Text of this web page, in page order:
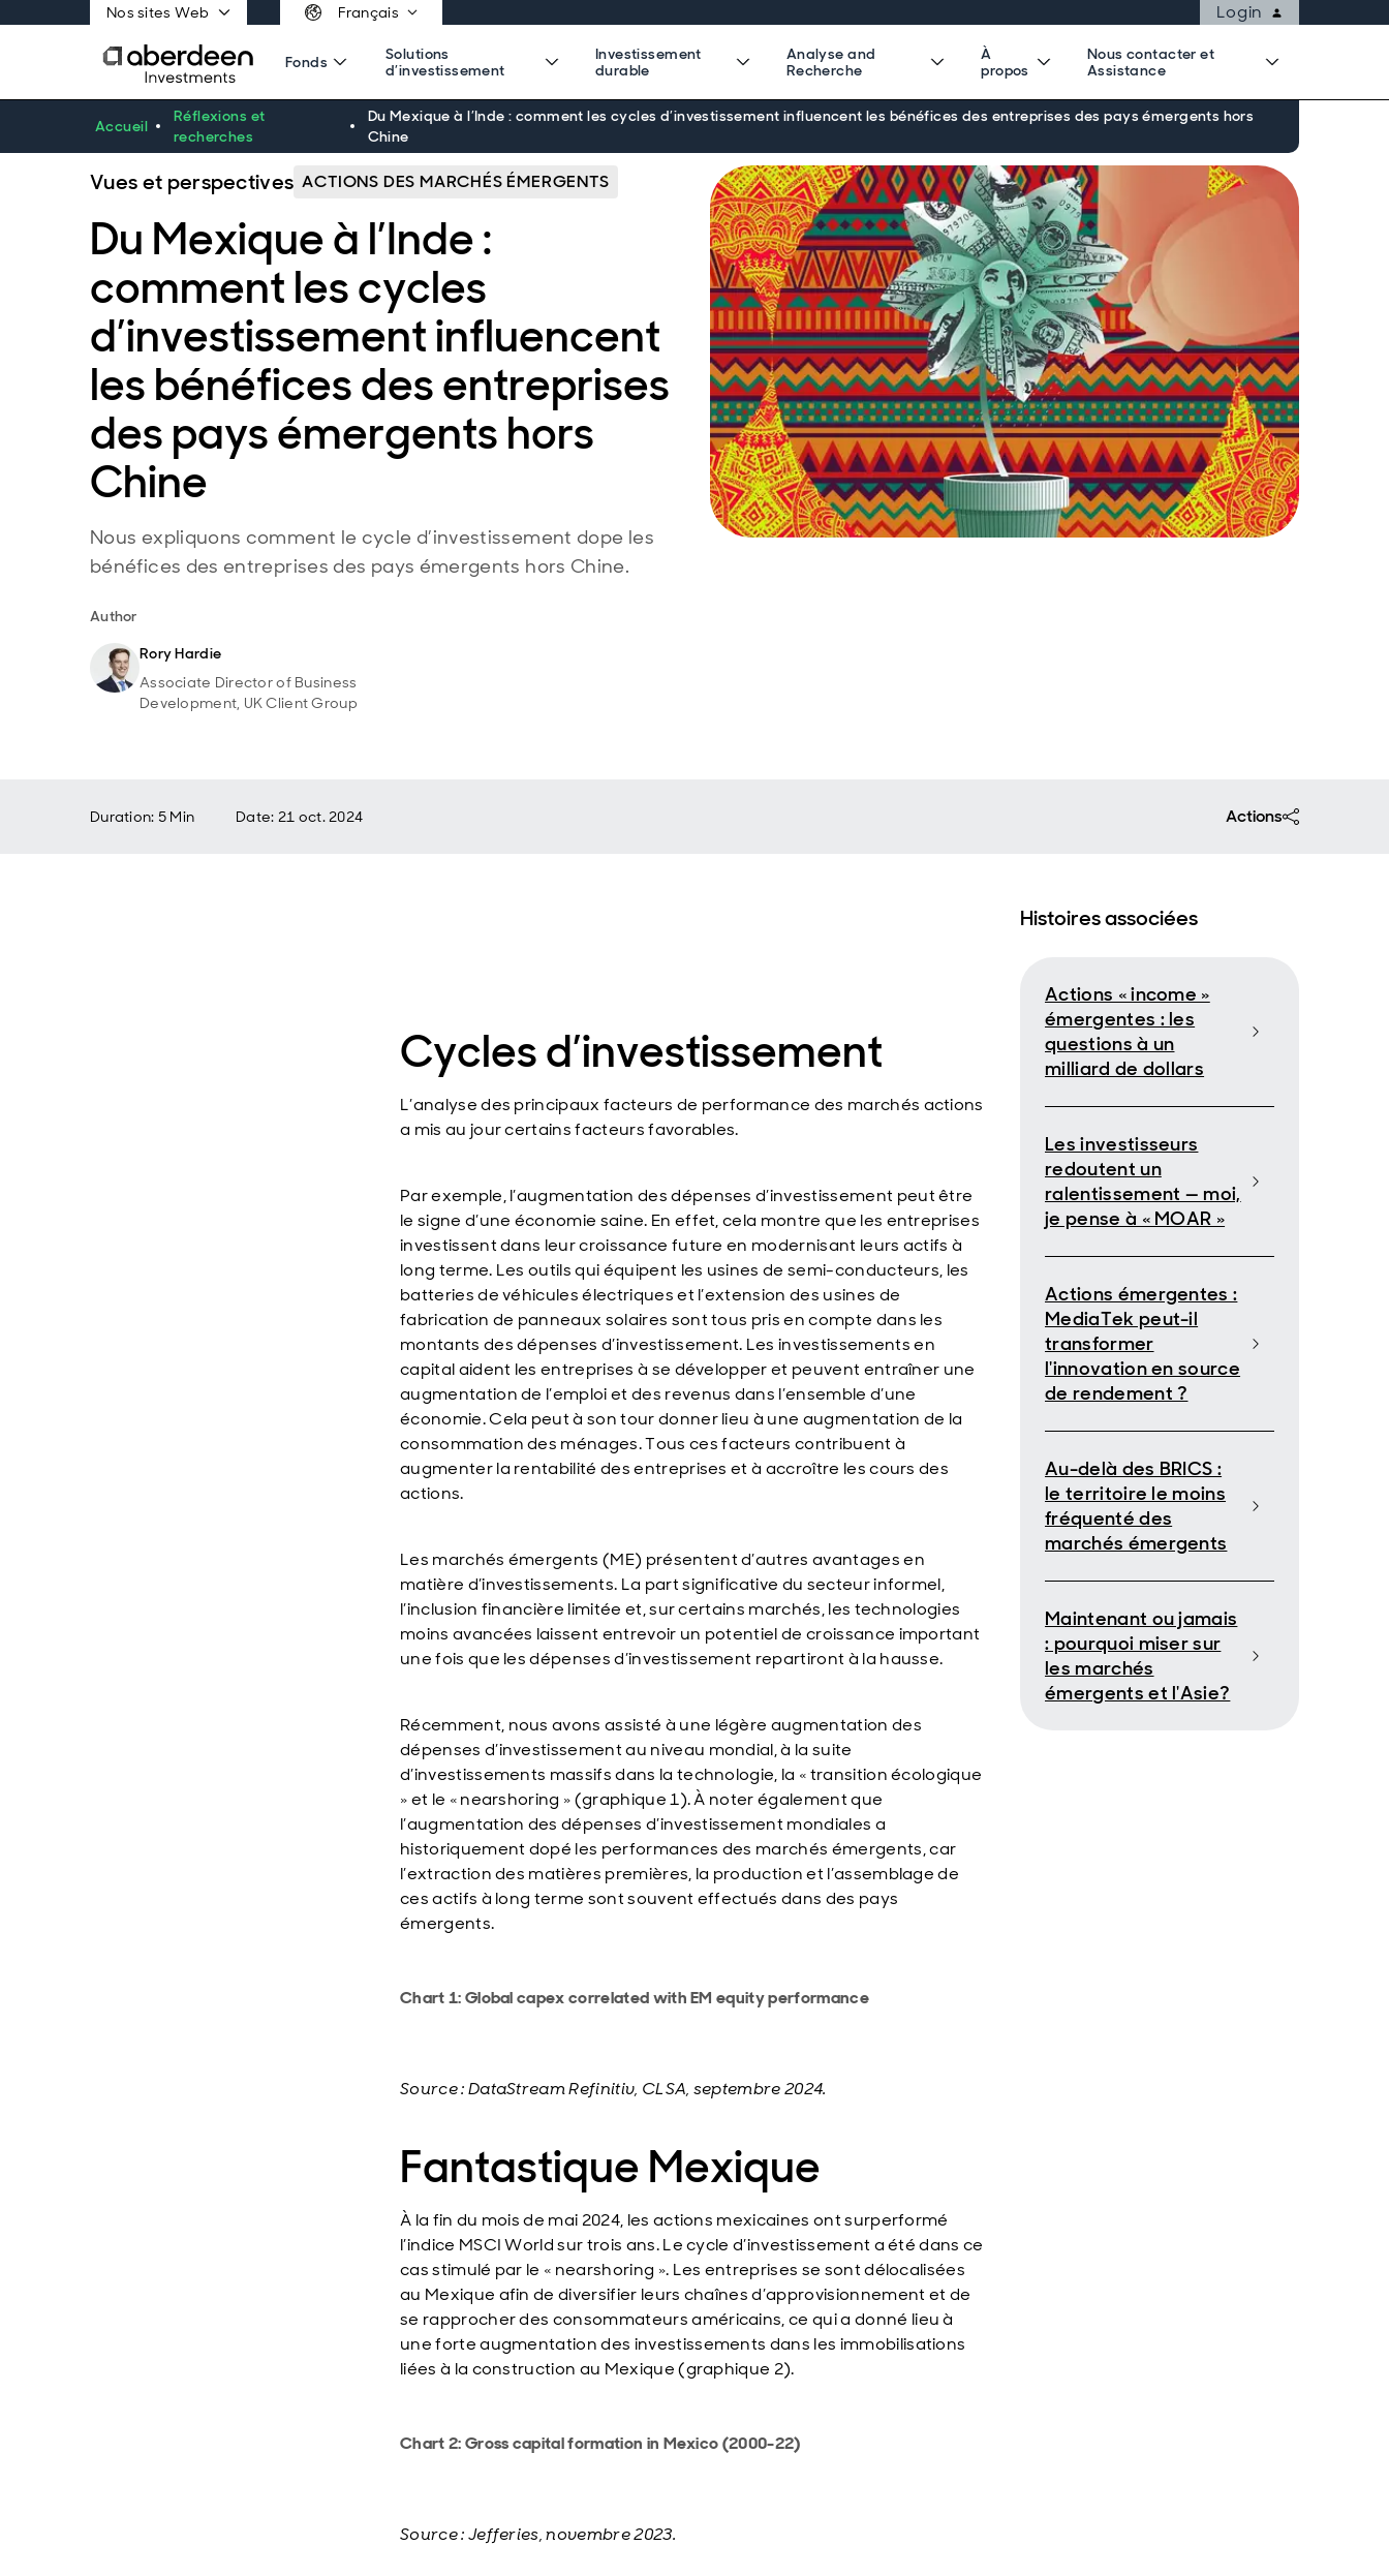
Nos sites Web Français Login
Fonds
Solutions
d’investissement
Investissement
durable
Analyse and
Recherche
À
propos
Nous contacter et
Assistance
Accueil
Réflexions et
recherches
Du Mexique à l’Inde : comment les cycles d’investissement influencent les bénéfices des entreprises des pays émergents hors
Chine
Vues et perspectives ACTIONS DES MARCHÉS ÉMERGENTS
Du Mexique à l’Inde :
comment les cycles
d’investissement influencent
les bénéfices des entreprises
des pays émergents hors
Chine
Nous expliquons comment le cycle d’investissement dope les
bénéfices des entreprises des pays émergents hors Chine.
Author
Rory Hardie
Associate Director of Business
Development, UK Client Group
Duration: 5 Min Date: 21 oct. 2024 Actions
Cycles d’investissement
L’analyse des principaux facteurs de performance des marchés actions
a mis au jour certains facteurs favorables.
Par exemple, l’augmentation des dépenses d’investissement peut être
le signe d’une économie saine. En effet, cela montre que les entreprises
investissent dans leur croissance future en modernisant leurs actifs à
long terme. Les outils qui équipent les usines de semi-conducteurs, les
batteries de véhicules électriques et l’extension des usines de
fabrication de panneaux solaires sont tous pris en compte dans les
montants des dépenses d’investissement. Les investissements en
capital aident les entreprises à se développer et peuvent entraîner une
augmentation de l’emploi et des revenus dans l’ensemble d’une
économie. Cela peut à son tour donner lieu à une augmentation de la
consommation des ménages. Tous ces facteurs contribuent à
augmenter la rentabilité des entreprises et à accroître les cours des
actions.
Les marchés émergents (ME) présentent d’autres avantages en
matière d’investissements. La part significative du secteur informel,
l’inclusion financière limitée et, sur certains marchés, les technologies
moins avancées laissent entrevoir un potentiel de croissance important
une fois que les dépenses d’investissement repartiront à la hausse.
Récemment, nous avons assisté à une légère augmentation des
dépenses d’investissement au niveau mondial, à la suite
d’investissements massifs dans la technologie, la « transition écologique
» et le « nearshoring » (graphique 1). À noter également que
l’augmentation des dépenses d’investissement mondiales a
historiquement dopé les performances des marchés émergents, car
l’extraction des matières premières, la production et l’assemblage de
ces actifs à long terme sont souvent effectués dans des pays
émergents.
Chart 1: Global capex correlated with EM equity performance
Source : DataStream Refinitiv, CLSA, septembre 2024.
Fantastique Mexique
À la fin du mois de mai 2024, les actions mexicaines ont surperformé
l’indice MSCI World sur trois ans. Le cycle d’investissement a été dans ce
cas stimulé par le « nearshoring ». Les entreprises se sont délocalisées
au Mexique afin de diversifier leurs chaînes d’approvisionnement et de
se rapprocher des consommateurs américains, ce qui a donné lieu à
une forte augmentation des investissements dans les immobilisations
liées à la construction au Mexique (graphique 2).
Chart 2: Gross capital formation in Mexico (2000-22)
Source : Jefferies, novembre 2023.
Histoires associées
Actions « income »
émergentes : les
questions à un
milliard de dollars
Les investisseurs
redoutent un
ralentissement — moi,
je pense à « MOAR »
Actions émergentes :
MediaTek peut-il
transformer
l'innovation en source
de rendement ?
Au-delà des BRICS :
le territoire le moins
fréquenté des
marchés émergents
Maintenant ou jamais
: pourquoi miser sur
les marchés
émergents et l'Asie?